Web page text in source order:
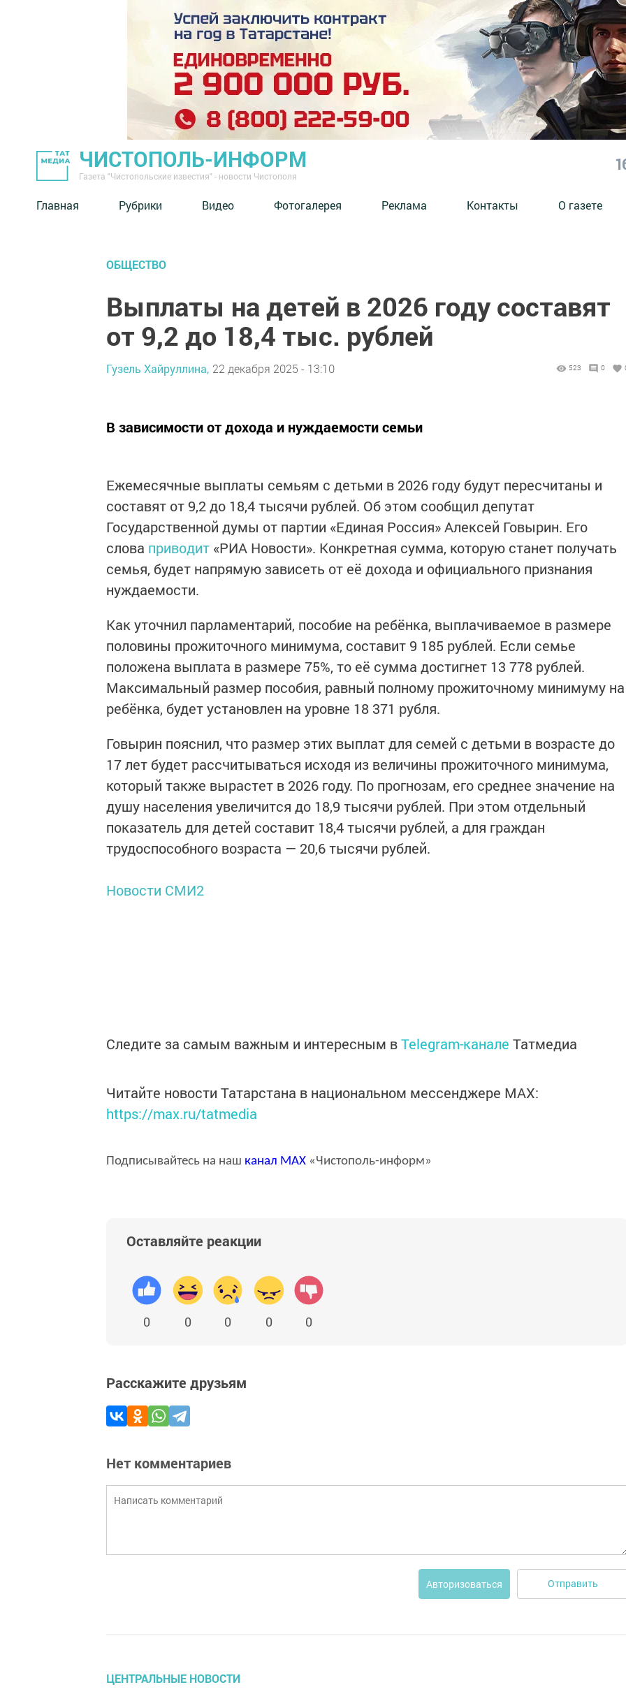
ЧИСТОПОЛЬ-ИНФОРМ
Газета "Чистопольские известия" - новости Чистополя
Главная Рубрики Видео Фотогалерея Реклама Контакты О газете
ОБЩЕСТВО
Выплаты на детей в 2026 году составят
от 9,2 до 18,4 тыс. рублей
Гузель Хайруллина, 22 декабря 2025 - 13:10 523 0
В зависимости от дохода и нуждаемости семьи
Ежемесячные выплаты семьям с детьми в 2026 году будут пересчитаны и
составят от 9,2 до 18,4 тысячи рублей. Об этом сообщил депутат
Государственной думы от партии «Единая Россия» Алексей Говырин. Его
слова приводит «РИА Новости». Конкретная сумма, которую станет получать
семья, будет напрямую зависеть от её дохода и официального признания
нуждаемости.
Как уточнил парламентарий, пособие на ребёнка, выплачиваемое в размере
половины прожиточного минимума, составит 9 185 рублей. Если семье
положена выплата в размере 75%, то её сумма достигнет 13 778 рублей.
Максимальный размер пособия, равный полному прожиточному минимуму на
ребёнка, будет установлен на уровне 18 371 рубля.
Говырин пояснил, что размер этих выплат для семей с детьми в возрасте до
17 лет будет рассчитываться исходя из величины прожиточного минимума,
который также вырастет в 2026 году. По прогнозам, его среднее значение на
душу населения увеличится до 18,9 тысячи рублей. При этом отдельный
показатель для детей составит 18,4 тысячи рублей, а для граждан
трудоспособного возраста — 20,6 тысячи рублей.
Новости СМИ2
Следите за самым важным и интересным вTelegram-канале Татмедиа
Читайте новости Татарстана в национальном мессенджере MАХ:
https://max.ru/tatmedia
Подписывайтесь на наш канал MAX «Чистополь-информ»
Оставляйте реакции
0 0 0 0 0
Расскажите друзьям
Нет комментариев
Авторизоваться Отправить
ЦЕНТРАЛЬНЫЕ НОВОСТИ